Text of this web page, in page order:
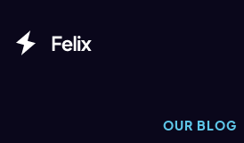
OUR BLOG